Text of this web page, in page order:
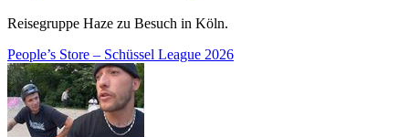
Reisegruppe Haze zu Besuch in Köln.
People’s Store – Schüssel League 2026